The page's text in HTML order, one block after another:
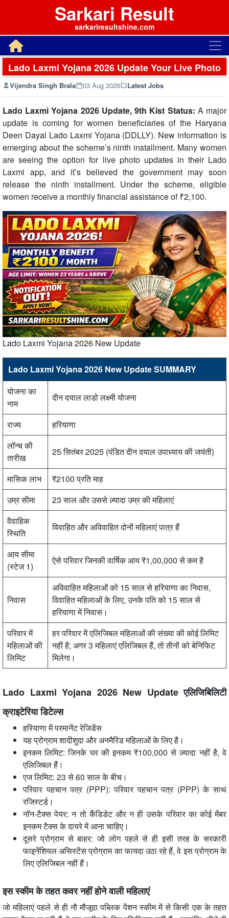
Sarkari Result
sarkariresultshine.com
Lado Laxmi Yojana 2026 Update Your Live Photo
Vijendra Singh Brala 03 Aug 2026 Latest Jobs
Lado Laxmi Yojana 2026 Update, 9th Kist Status: A major
update is coming for women beneficiaries of the Haryana
Deen Dayal Lado Laxmi Yojana (DDLLY). New information is
emerging about the scheme’s ninth installment. Many women
are seeing the option for live photo updates in their Lado
Laxmi app, and it’s believed the government may soon
release the ninth installment. Under the scheme, eligible
women receive a monthly financial assistance of ₹2,100.
Lado Laxmi Yojana 2026 New Update
Lado Laxmi Yojana 2026 New Update SUMMARY
योजना का
नाम
दीन दयाल लाडो लक्ष्मी योजना
राज्य
हरियाणा
लॉन्च की
तारीख
25 सितंबर 2025 (पंडित दीन दयाल उपाध्याय की जयंती)
मासिक लाभ
₹2100 प्रति माह
उम्र सीमा
23 साल और उससे ज़्यादा उम्र की महिलाएं
वैवाहिक
स्थिति
विवाहित और अविवाहित दोनों महिलाएं पात्र हैं
आय सीमा
(स्टेज 1)
ऐसे परिवार जिनकी वार्षिक आय ₹1,00,000 से कम है
निवास
अविवाहित महिलाओं को 15 साल से हरियाणा का निवास,
विवाहित महिलाओं के लिए, उनके पति को 15 साल से
हरियाणा में निवास।
परिवार में
महिलाओं की
लिमिट
हर परिवार में एलिजिबल महिलाओं की संख्या की कोई लिमिट
नहीं है; अगर 3 महिलाएं एलिजिबल हैं, तो तीनों को बेनिफिट
मिलेगा।
Lado Laxmi Yojana 2026 New Update एलिजिबिलिटी
क्राइटेरिया डिटेल्स
हरियाणा में परमानेंट रेजिडेंस
यह प्रोग्राम शादीशुदा और अनमैरिड महिलाओं के लिए है।
इनकम लिमिट: जिनके घर की इनकम ₹100,000 से ज़्यादा नहीं है, वे
एलिजिबल हैं।
एज लिमिट: 23 से 60 साल के बीच।
परिवार पहचान पत्र (PPP): परिवार पहचान पत्र (PPP) के साथ
रजिस्टर्ड।
नॉन-टैक्स पेयर: न तो कैंडिडेट और न ही उसके परिवार का कोई मेंबर
इनकम टैक्स के दायरे में आना चाहिए।
दूसरे प्रोग्राम से बाहर: जो लोग पहले से ही इसी तरह के सरकारी
फाइनेंशियल असिस्टेंस प्रोग्राम का फायदा उठा रहे हैं, वे इस प्रोग्राम के
लिए एलिजिबल नहीं हैं।
इस स्कीम के तहत कवर नहीं होने वाली महिलाएं
जो महिलाएं पहले से ही नौ मौजूदा पब्लिक पेंशन स्कीम में से किसी एक के तहत